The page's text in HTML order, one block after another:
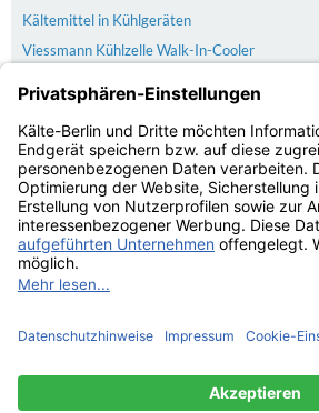
Kältemittel in Kühlgeräten
Viessmann Kühlzelle Walk-In-Cooler
Der Versand erfolgt kostenlos & versichert
Zahlarten
PayPal | Rechnung | Kreditkarte | Vorkasse
Kundenbewertungen von Trusted
4.74/5.00 bei19Bewertungen
Kaelte-Berlin.com Kundenbewertungen |
eCommerce Engine © 2026
Parse Time: 0.104s